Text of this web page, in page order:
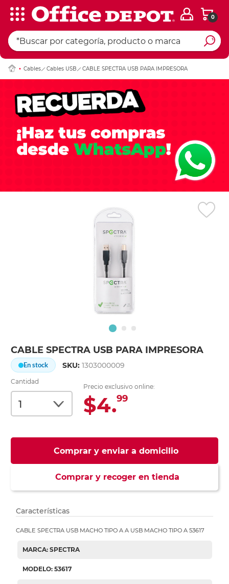
0
Cables Cables USB CABLE SPECTRA USB PARA IMPRESORA
CABLE SPECTRA USB PARA IMPRESORA
En stock SKU:1303000009
Cantidad
Precio exclusivo online:
$4.99
Comprar y enviar a domicilio
Comprar y recoger en tienda
Ingresar Codigo
Características
CABLE SPECTRA USB MACHO TIPO A A USB MACHO TIPO A 53617
MARCA: SPECTRA
MODELO: 53617